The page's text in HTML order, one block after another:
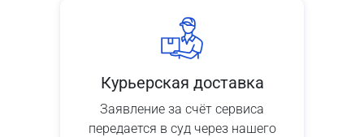
Курьерская доставка
Заявление за счёт сервиса
передается в суд через нашего